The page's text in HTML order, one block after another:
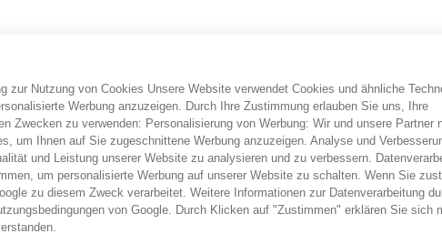
Website. Der Verbraucher erhält Informationen und Tipps
des Fragebogens können ebenfalls telefonisch erfolgen. Dabei erbringt
Verbraucher Kontakte zu Rechtsanwälten ermöglicht. Die
Grundsätzlich ist jedoch immer eine individuelle Prüfung in jedem
einem Anwalt getroffen werden.
zur Nutzung von Cookies Unsere Website verwendet Cookies und ähnliche
Werbung anzuzeigen. Durch Ihre Zustimmung erlauben Sie uns, Ihre
Zwecken zu verwenden: Personalisierung von Werbung: Wir und unsere Partner
um Ihnen auf Sie zugeschnittene Werbung anzuzeigen. Analyse und
und Leistung unserer Website zu analysieren und zu verbessern.
um personalisierte Werbung auf unserer Website zu schalten. Wenn Sie
zu diesem Zweck verarbeitet. Weitere Informationen zur Datenverarbeitung
von Google. Durch Klicken auf "Zustimmen" erklären Sie sich